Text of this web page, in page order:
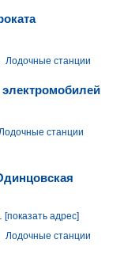
Лодочные станции
Лодочные станции
[показать адрес]
Лодочные станции